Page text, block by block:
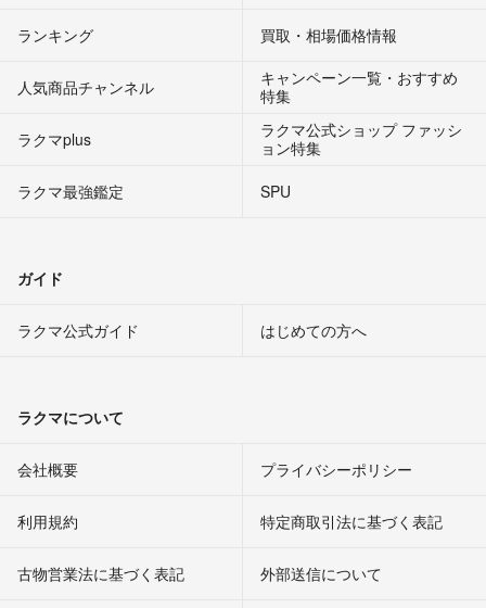
ランキング 買取・相場価格情報
人気商品チャンネル
キャンペーン一覧・おすすめ
特集
ラクマplus
ラクマ公式ショップ ファッシ
ョン特集
ラクマ最強鑑定
SPU
ガイド
ラクマ公式ガイド はじめての方へ
ラクマについて
会社概要 プライバシーポリシー
利用規約 特定商取引法に基づく表記
古物営業法に基づく表記 外部送信について